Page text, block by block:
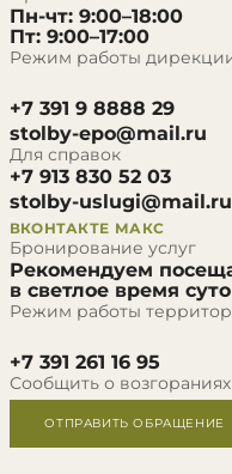
Пн-чт: 9:00–18:00
Пт: 9:00–17:00
Режим работы
+7 391 9 8888 29
stolby-epo@mail.ru
Для справок
+7 913 830 52 03
stolby-uslugi@mail.ru
ВКОНТАКТЕ МАКС
Бронирование услуг
Рекомендуем
в светлое время
Режим работы
+7 391 261 16 95
Сообщить о
ОТПРАВИТЬ ОБРАЩЕНИЕ